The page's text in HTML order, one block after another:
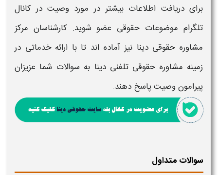
برای دریافت اطلاعات بیشتر در مورد وصیت در کانال
تلگرام موضوعات حقوقی عضو شوید. کارشناسان مرکز
مشاوره حقوقی دینا نیز آماده اند تا با ارائه خدماتی در
زمینه مشاوره حقوقی تلفنی دینا به سوالات شما عزیزان
پیرامونوصیتپاسخ دهند.
سوالات متداول